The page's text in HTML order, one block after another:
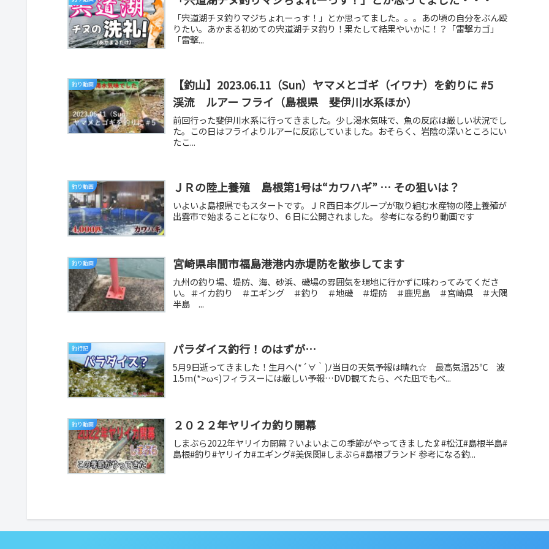
「宍道湖チヌ釣りマジちょれーっす！」とか思ってました。。。あの頃の自分をぶん殴
りたい。あかまる初めての宍道湖チヌ釣り！果たして結果やいかに！？「雷撃カゴ」
「雷撃...
釣り動画
【釣山】2023.06.11（Sun）ヤマメとゴギ（イワナ）を釣りに #5
渓流 ルアー フライ（島根県 斐伊川水系ほか）
前回行った斐伊川水系に行ってきました。少し渇水気味で、魚の反応は厳しい状況でし
た。この日はフライよりルアーに反応していました。おそらく、岩陰の深いところにい
たこ...
釣り動画 ＪＲの陸上養殖 島根第1号は“カワハギ” … その狙いは？
いよいよ島根県でもスタートです。ＪＲ西日本グループが取り組む水産物の陸上養殖が
出雲市で始まることになり、６日に公開されました。 参考になる釣り動画です
釣り動画 宮崎県串間市福島港港内赤堤防を散歩してます
九州の釣り場、堤防、海、砂浜、磯場の雰囲気を現地に行かずに味わってみてくださ
い。＃イカ釣り ＃エギング ＃釣り ＃地磯 ＃堤防 ＃鹿児島 ＃宮崎県 ＃大隅
半島 ...
釣行記 パラダイス釣行！のはずが…
5月9日逝ってきました！生月へ(*´∀｀)ﾉ当日の天気予報は晴れ☆ 最高気温25℃ 波
1.5m(*>ω<)フィラスーには厳しい予報…DVD観てたら、べた凪でもベ...
釣り動画 ２０２２年ヤリイカ釣り開幕
しまぶら2022年ヤリイカ開幕？いよいよこの季節がやってきました🦑#松江#島根半島#
島根#釣り#ヤリイカ#エギング#美保関#しまぶら#島根ブランド 参考になる釣...